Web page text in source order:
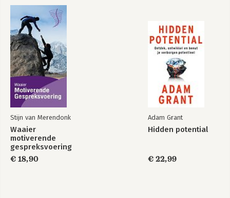
Stijn van Merendonk
Waaier
motiverende
gespreksvoering
€ 18,90
Adam Grant
Hidden potential
€ 22,99